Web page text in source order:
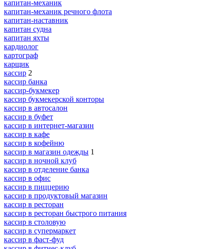
капитан-механик
капитан-механик речного флота
капитан-наставник
капитан судна
капитан яхты
кардиолог
картограф
карщик
кассир 2
кассир банка
кассир-букмекер
кассир букмекерской конторы
кассир в автосалон
кассир в буфет
кассир в интернет-магазин
кассир в кафе
кассир в кофейню
кассир в магазин одежды 1
кассир в ночной клуб
кассир в отделение банка
кассир в офис
кассир в пиццерию
кассир в продуктовый магазин
кассир в ресторан
кассир в ресторан быстрого питания
кассир в столовую
кассир в супермаркет
кассир в фаст-фуд